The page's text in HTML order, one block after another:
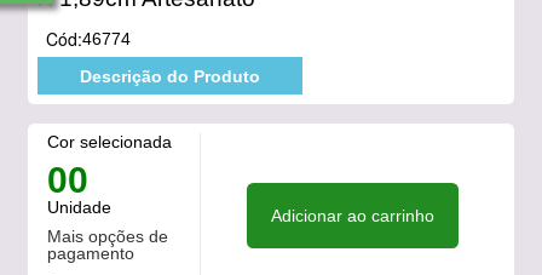
Cód:46774
Descrição do Produto
Cor selecionada
00
Unidade
Mais opções de
pagamento
Adicionar ao carrinho